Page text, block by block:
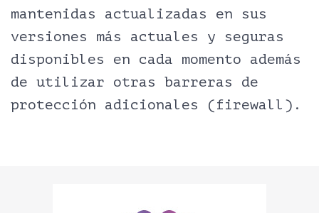
mantenidas actualizadas en sus
versiones más actuales y seguras
disponibles en cada momento además
de utilizar otras barreras de
protección adicionales (firewall).